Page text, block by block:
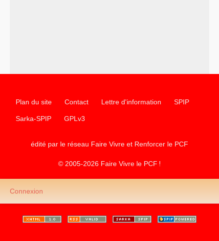
Plan du site Contact Lettre d'information SPIP
Sarka-SPIP GPLv3
édité par le réseau Faire Vivre et Renforcer le PCF
© 2005-2026 Faire Vivre le PCF !
Connexion